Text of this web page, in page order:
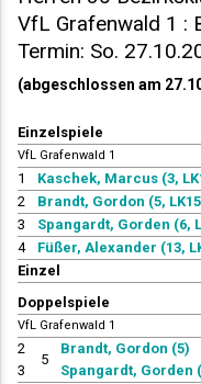
VfL Grafenwald 1 :
Termin: So.
(abgeschlossen am
Einzelspiele
VfL Grafenwald 1
1 Kaschek, Marcus (3,
2
Brandt, Gordon (5,
3
Spangardt, Gorden (6,
4
Füßer, Alexander (13,
Einzel
Doppelspiele
VfL Grafenwald 1
2
3
5
Brandt, Gordon (5)
Spangardt, Gorden